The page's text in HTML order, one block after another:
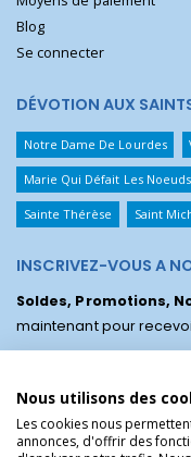
Blog
Se connecter
DÉVOTION AUX
Notre Dame De Lourdes
Marie Qui Défait Les Noeuds
Sainte Thérèse Saint
INSCRIVEZ-VOUS A
Soldes, Promotions,
maintenant pour
Nous utilisons des
Les cookies nous
annonces, d'offrir des